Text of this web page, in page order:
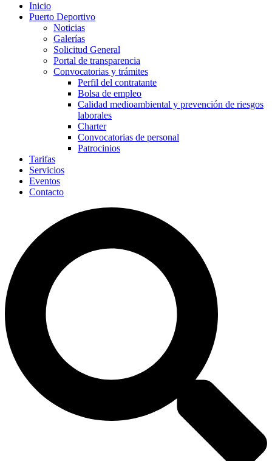
Inicio
Puerto Deportivo
Noticias
Galerías
Solicitud General
Portal de transparencia
Convocatorias y trámites
Perfil del contratante
Bolsa de empleo
Calidad medioambiental y prevención de riesgos
laborales
Charter
Convocatorias de personal
Patrocinios
Tarifas
Servicios
Eventos
Contacto